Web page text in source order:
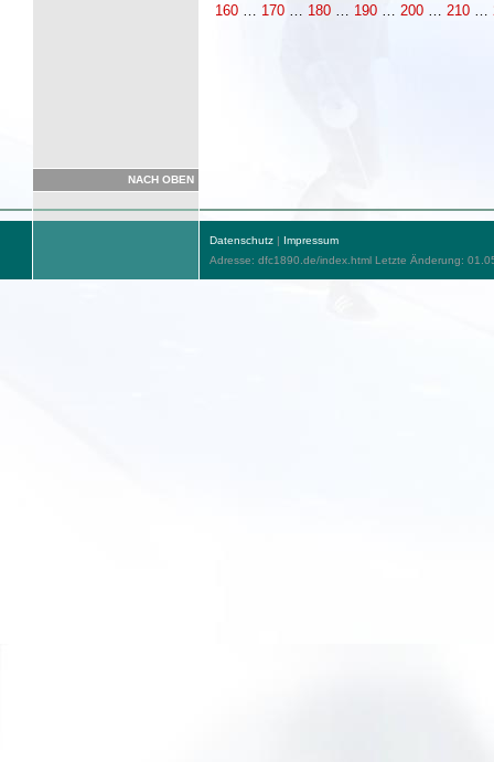
160 … 170 … 180 … 190 … 200 … 210 …
NACH OBEN
Datenschutz | Impressum
Adresse: dfc1890.de/index.html Letzte Änderung: